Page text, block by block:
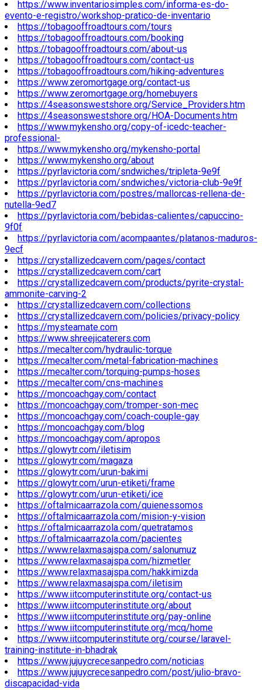
https://www.inventariosimples.com/informa-es-do-
evento-e-registro/workshop-pratico-de-inventario
https://tobagooffroadtours.com/tours
https://tobagooffroadtours.com/booking
https://tobagooffroadtours.com/about-us
https://tobagooffroadtours.com/contact-us
https://tobagooffroadtours.com/hiking-adventures
https://www.zeromortgage.org/contact-us
https://www.zeromortgage.org/homebuyers
https://4seasonswestshore.org/Service_Providers.htm
https://4seasonswestshore.org/HOA-Documents.htm
https://www.mykensho.org/copy-of-icedc-teacher-
professional-
https://www.mykensho.org/mykensho-portal
https://www.mykensho.org/about
https://pyrlavictoria.com/sndwiches/tripleta-9e9f
https://pyrlavictoria.com/sndwiches/victoria-club-9e9f
https://pyrlavictoria.com/postres/mallorcas-rellena-de-
nutella-9ed7
https://pyrlavictoria.com/bebidas-calientes/capuccino-
9f0f
https://pyrlavictoria.com/acompaantes/platanos-maduros-
9ecf
https://crystallizedcavern.com/pages/contact
https://crystallizedcavern.com/cart
https://crystallizedcavern.com/products/pyrite-crystal-
ammonite-carving-2
https://crystallizedcavern.com/collections
https://crystallizedcavern.com/policies/privacy-policy
https://mysteamate.com
https://www.shreejicaterers.com
https://mecalter.com/hydraulic-torque
https://mecalter.com/metal-fabrication-machines
https://mecalter.com/torquing-pumps-hoses
https://mecalter.com/cns-machines
https://moncoachgay.com/contact
https://moncoachgay.com/tromper-son-mec
https://moncoachgay.com/coach-couple-gay
https://moncoachgay.com/blog
https://moncoachgay.com/apropos
https://glowytr.com/iletisim
https://glowytr.com/magaza
https://glowytr.com/urun-bakimi
https://glowytr.com/urun-etiketi/frame
https://glowytr.com/urun-etiketi/ice
https://oftalmicaarrazola.com/quienessomos
https://oftalmicaarrazola.com/mision-y-vision
https://oftalmicaarrazola.com/quetratamos
https://oftalmicaarrazola.com/pacientes
https://www.relaxmasajspa.com/salonumuz
https://www.relaxmasajspa.com/hizmetler
https://www.relaxmasajspa.com/hakkimizda
https://www.relaxmasajspa.com/iletisim
https://www.iitcomputerinstitute.org/contact-us
https://www.iitcomputerinstitute.org/about
https://www.iitcomputerinstitute.org/pay-online
https://www.iitcomputerinstitute.org/mcq/home
https://www.iitcomputerinstitute.org/course/laravel-
training-institute-in-bhadrak
https://www.jujuycrecesanpedro.com/noticias
https://www.jujuycrecesanpedro.com/post/julio-bravo-
discapacidad-vida